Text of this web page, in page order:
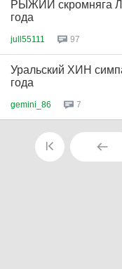
РЫЖИЙ скромняга
года
jull55111 97
Уральский ХИН
года
gemini_86 7